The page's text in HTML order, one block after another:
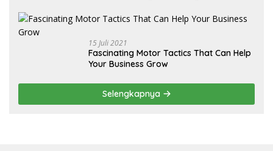
15 Juli 2021
Fascinating Motor Tactics That Can Help
Your Business Grow
Selengkapnya